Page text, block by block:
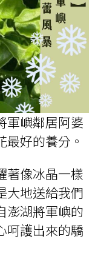
軍嶼鄰居阿婆
好的養分。
著像冰晶一樣
大地送給我們
澎湖將軍嶼的
呵護出來的驕